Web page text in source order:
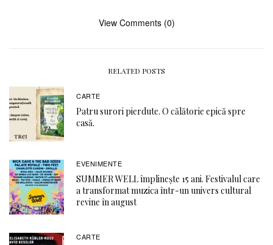
View Comments (0)
RELATED POSTS
CARTE
Patru surori pierdute. O călătorie epică spre
casă.
EVENIMENTE
SUMMER WELL împlinește 15 ani. Festivalul care
a transformat muzica într-un univers cultural
revine în august
CARTE